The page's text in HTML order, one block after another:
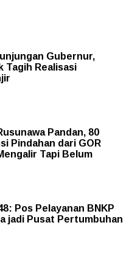
Gubernur,
Tagih Realisasi
Pandan, 80
Pindahan dari GOR
Tapi Belum
Pos Pelayanan BNKP
jadi Pusat Pertumbuhan